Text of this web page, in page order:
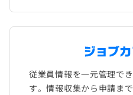
従業員情報を一元管理で
す。情報収集から申請ま